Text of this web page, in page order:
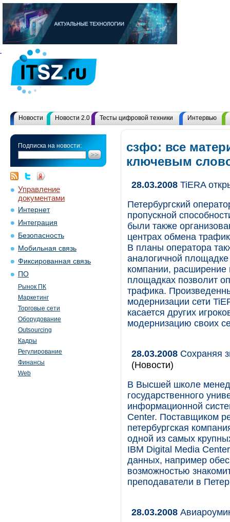
Новости Новости 2.0 Тесты цифровой техники Интервью
Подписка на новости:
Управление
документами
Интернет
Интеграция
Безопасность
Мобильная связь
Фиксированная связь
ПО
Рынок ПК
Маркетинг
Торговые сети
Оборудование
Outsourcing
Кадры
Регулирование
Финансы
Web
сзфо: все
ключевым
28.03.2008 TiERA
Петербургский
пропускной
были также
центрах обмена
В планы оператора
аналогичной
компании, расширение
площадках позволит
трафика.
модернизации сети
касается других
модернизацию своих
28.03.2008 Сохраняя
(Новости)
В Высшей школе
государственного
информационной
Center. Поставщиком
петербургская
одной из самых
IBM Digital Media
данных, например
возможностью
преподаватели в
28.03.2008